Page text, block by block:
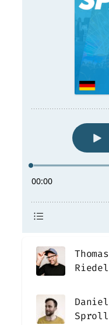
Thomas
Riedel
Daniel
Sproll